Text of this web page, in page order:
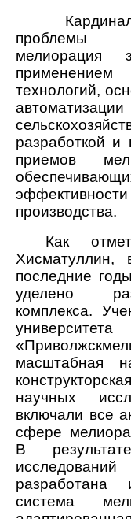
проблемы
технологий,
разработкой и
приемов
производства.
Как
Хисматуллин,
последние
уделено
комплекса.
масштабная
научных
включали все
сфере
В
разработана
система